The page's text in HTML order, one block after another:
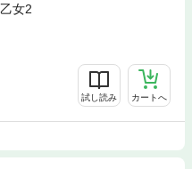
女2
試し読み カートへ